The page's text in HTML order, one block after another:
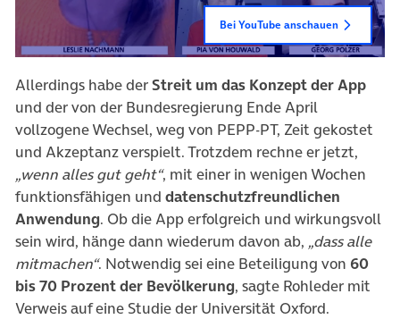
Bei YouTube anschauen
Allerdings habe derStreit um das Konzept der App
und der von der Bundesregierung Ende April
vollzogene Wechsel, weg von PEPP-PT, Zeit gekostet
und Akzeptanz verspielt. Trotzdem rechne er jetzt,
„wenn alles gut geht“, mit einer in wenigen Wochen
funktionsfähigen und datenschutzfreundlichen
Anwendung. Ob die App erfolgreich und wirkungsvoll
sein wird, hänge dann wiederum davon ab, „dass alle
mitmachen“. Notwendig sei eine Beteiligung von 60
bis 70 Prozent der Bevölkerung, sagte Rohleder mit
Verweis auf eine Studie der Universität Oxford.